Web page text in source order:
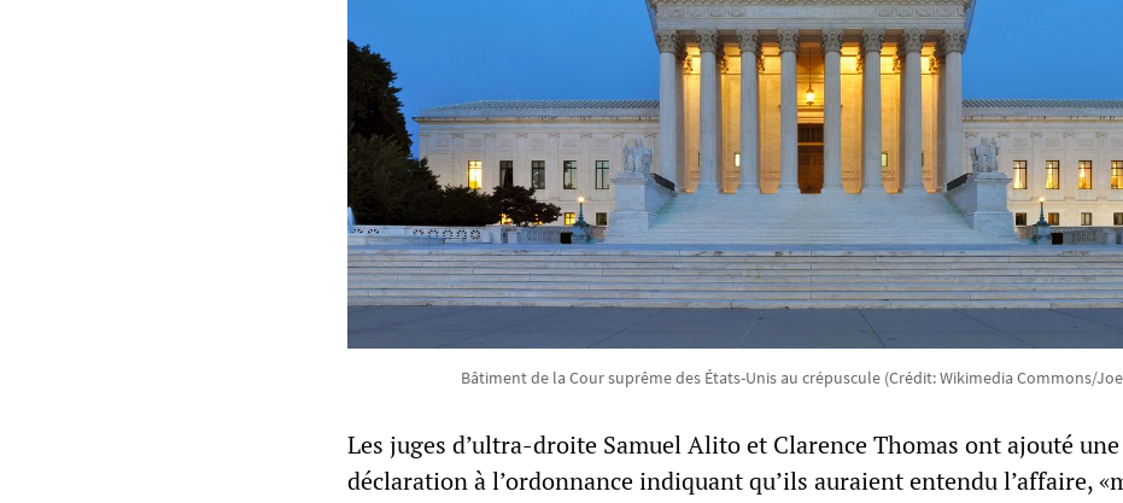
Bâtiment de la Cour suprême des États-Unis au crépuscule (Crédit: Wikimedia Commons/
Les juges d’ultra-droite Samuel Alito et Clarence Thomas ont ajouté une
déclaration à l’ordonnance indiquant qu’ils auraient entendu l’affaire,